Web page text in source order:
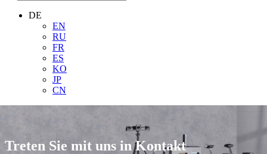
DE
EN
RU
FR
ES
KO
JP
CN
Treten Sie mit uns in Kontakt